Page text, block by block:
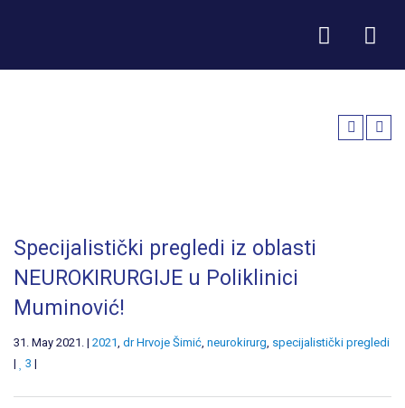
Specijalistički pregledi iz oblasti
NEUROKIRURGIJE u Poliklinici
Muminović!
31. May 2021. | 2021 dr Hrvoje Šimić neurokirurg specijalistički pregledi
|
3 |